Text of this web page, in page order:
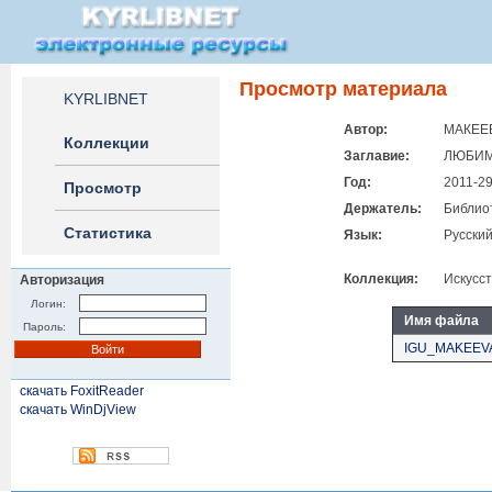
KYRLIBNET
Коллекции
Просмотр
Статистика
Авторизация
Логин:
Пароль:
скачать FoxitReader
скачать WinDjView
Просмотр материала
Автор:
Заглавие:
Год:
2011-29
Держатель:
Язык:
Русский
Коллекция:
Имя файла